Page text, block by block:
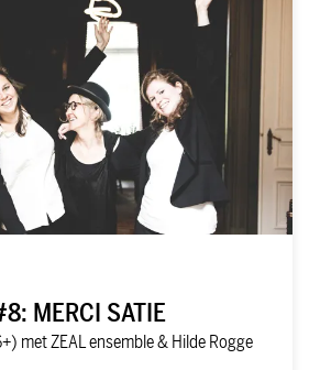
MERCI SATIE
met ZEAL ensemble & Hilde Rogge